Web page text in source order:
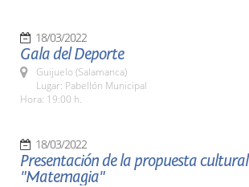
18/03/2022
Gala del Deporte
Guijuelo (Salamanca)
Lugar: Pabellón Municipal
Hora: 19:00 h.
18/03/2022
Presentación de la propuesta cultural
"Matemagia"